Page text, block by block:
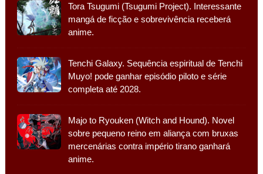
Tora Tsugumi (Tsugumi Project). Interessante
mangá de ficção e sobrevivência receberá
anime.
Tenchi Galaxy. Sequência espiritual de Tenchi
Muyo! pode ganhar episódio piloto e série
completa até 2028.
Majo to Ryouken (Witch and Hound). Novel
sobre pequeno reino em aliança com bruxas
mercenárias contra império tirano ganhará
anime.